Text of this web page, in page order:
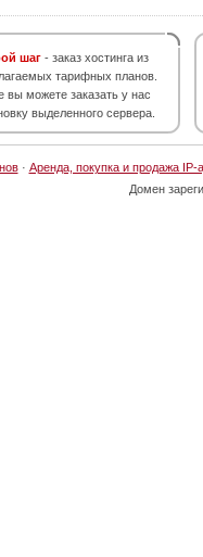
шаг - заказ хостинга из
тарифных планов.
вы можете заказать у нас
выделенного сервера.
· Аренда, покупка и продажа IP-
Домен